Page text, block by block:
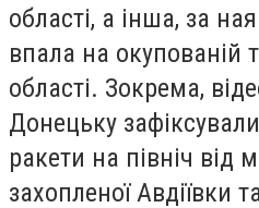
області, а інша, за
впала на окупованій
області. Зокрема,
Донецьку
ракети на північ від
захопленої Авдіївки